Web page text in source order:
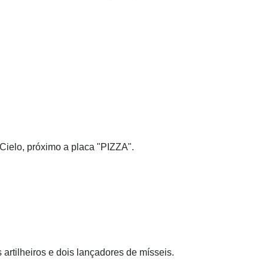
próximo a placa "PIZZA".
e dois lançadores de mísseis.